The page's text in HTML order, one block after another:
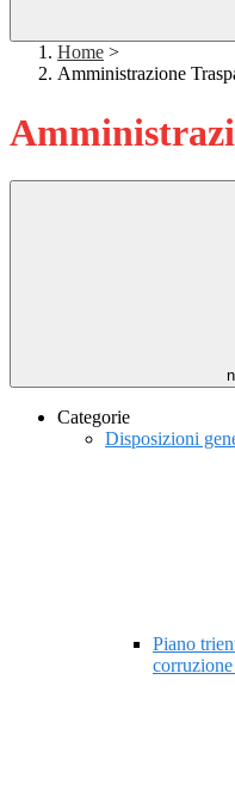
Home >
Amministrazione
Categorie
Disposizioni
Piano
corruzione